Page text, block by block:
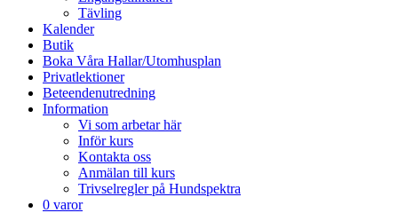
Tävling
Kalender
Butik
Boka Våra Hallar/Utomhusplan
Privatlektioner
Beteendenutredning
Information
Vi som arbetar här
Inför kurs
Kontakta oss
Anmälan till kurs
Trivselregler på Hundspektra
0 varor